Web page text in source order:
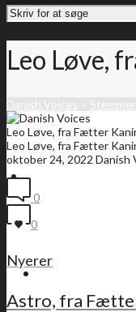
Forside
Medlemsliste
Leo Løve,
Danish Voices > Stemmer
Leo Løve, fra Fætter
Leo Løve, fra Fætter
oktober 24, 2022 Danish
0
0
Nyerer
Astro, fra